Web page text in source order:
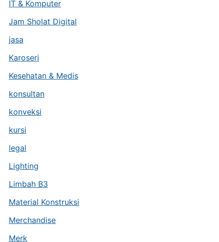
IT & Komputer
Jam Sholat Digital
jasa
Karoseri
Kesehatan & Medis
konsultan
konveksi
kursi
legal
Lighting
Limbah B3
Material Konstruksi
Merchandise
Merk